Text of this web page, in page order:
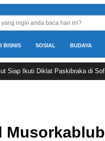
BISNIS SOSIAL BUDAYA
Siap Ikuti Diklat Paskibraka di
Musorkablub